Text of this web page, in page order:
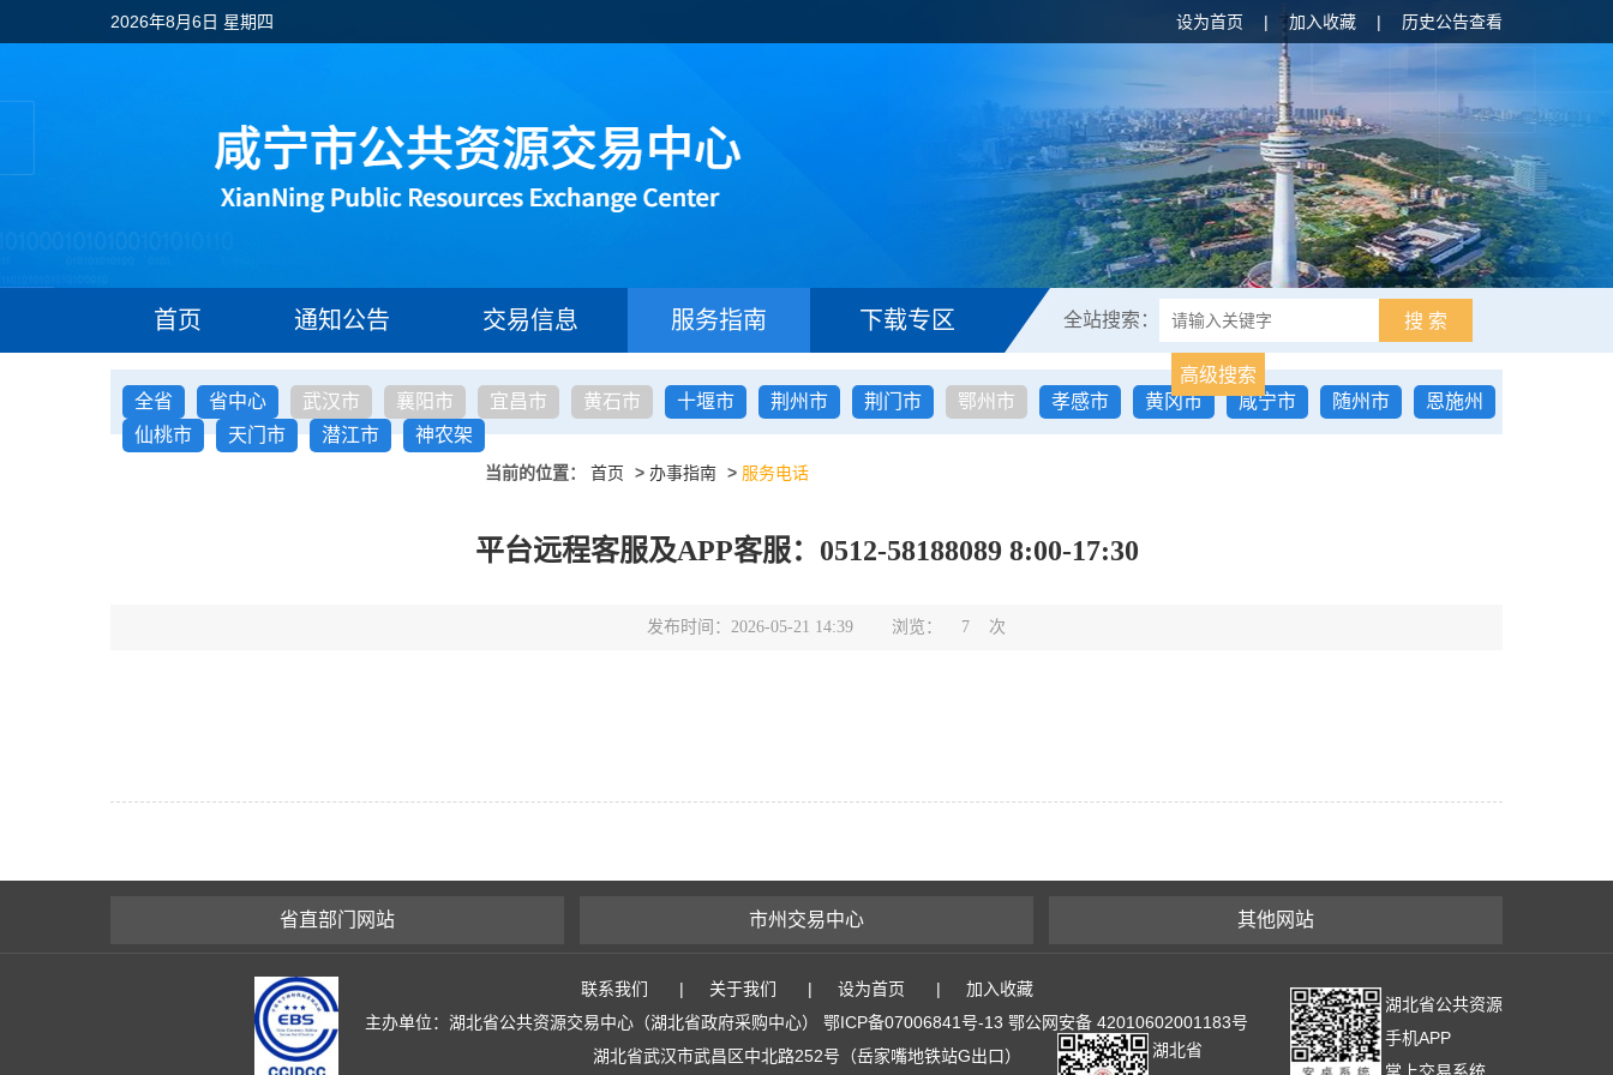
2026年8月6日 星期四 设为首页 | 加入收藏 | 历史公告查看
首页 通知公告 交易信息 服务指南 下载专区 全站搜索： 搜 索
高级搜索
全省
省中心 武汉市 襄阳市 宜昌市 黄石市 十堰市 荆州市 荆门市 鄂州市 孝感市 黄冈市 咸宁市 随州市
恩施州
仙桃市
天门市 潜江市 神农架
当前的位置： 首页 > 办事指南 > 服务电话
平台远程客服及APP客服：0512-58188089 8:00-17:30
发布时间：2026-05-21 14:39 浏览： 7 次
省直部门网站 市州交易中心 其他网站
联系我们 | 关于我们 | 设为首页 |
加入收藏
主办单位：湖北省公共资源交易中心（湖北省政府采购中心） 鄂ICP备07006841号-13 鄂公网安备 42010602001183号
湖北省武汉市武昌区中北路252号（岳家嘴地铁站G出口）
湖北省
湖北省公共资源
手机APP